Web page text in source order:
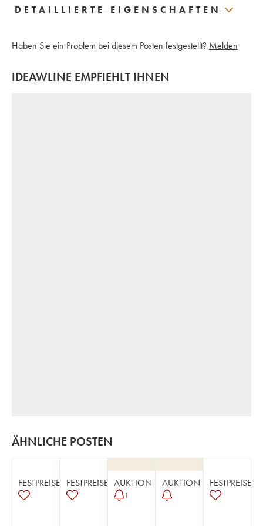
DETAILLIERTE EIGENSCHAFTEN
Haben Sie ein Problem bei diesem Posten festgestellt? Melden
IDEAWLINE EMPFIEHLT IHNEN
ÄHNLICHE POSTEN
FESTPREISE FESTPREISE AUKTION
1
AUKTION FESTPREISE